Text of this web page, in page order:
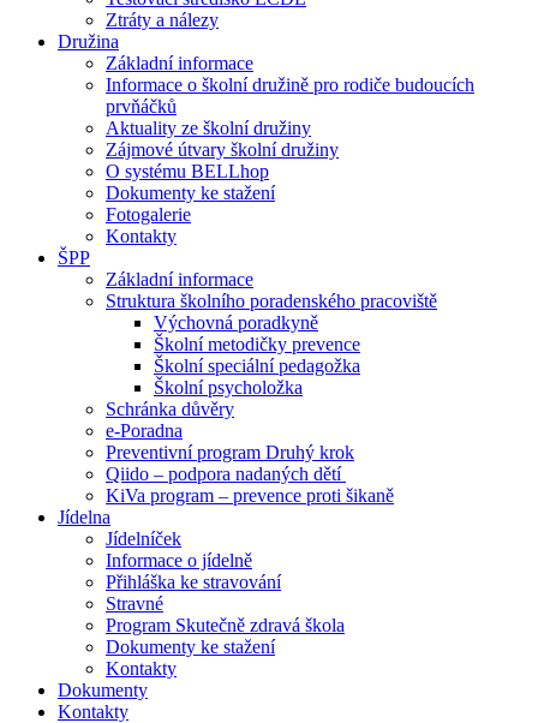
Ztráty a nálezy
Družina
Základní informace
Informace o školní družině pro rodiče budoucích
prvňáčků
Aktuality ze školní družiny
Zájmové útvary školní družiny
O systému BELLhop
Dokumenty ke stažení
Fotogalerie
Kontakty
ŠPP
Základní informace
Struktura školního poradenského pracoviště
Výchovná poradkyně
Školní metodičky prevence
Školní speciální pedagožka
Školní psycholožka
Schránka důvěry
e-Poradna
Preventivní program Druhý krok
Qiido – podpora nadaných dětí
KiVa program – prevence proti šikaně
Jídelna
Jídelníček
Informace o jídelně
Přihláška ke stravování
Stravné
Program Skutečně zdravá škola
Dokumenty ke stažení
Kontakty
Dokumenty
Kontakty